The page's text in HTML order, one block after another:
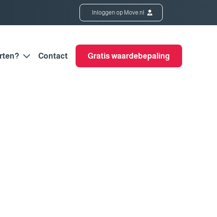
Inloggen op Move.nl
Contact Gratis waardebepaling